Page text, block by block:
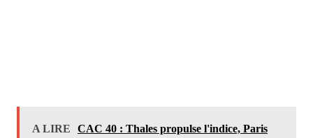
A LIRE
CAC 40 : Thales propulse l'indice, Paris